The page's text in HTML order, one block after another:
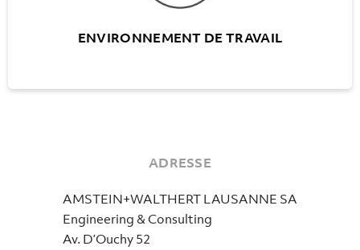
ENVIRONNEMENT DE TRAVAIL
ADRESSE
AMSTEIN+WALTHERT LAUSANNE SA
Engineering & Consulting
Av. D’Ouchy 52